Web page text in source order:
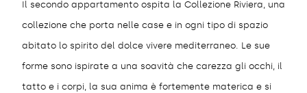
Il secondo appartamento ospita la Collezione Riviera, una
collezione che porta nelle case e in ogni tipo di spazio
abitato lo spirito del dolce vivere mediterraneo. Le sue
forme sono ispirate a una soavità che carezza gli occhi, il
tatto e i corpi, la sua anima è fortemente materica e si